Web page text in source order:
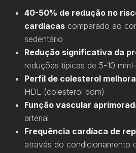
40-50% de redução no
cardíacas comparado ao
sedentário
Redução significativa da
reduções típicas de 5-10
Perfil de colesterol
HDL (colesterol bom)
Função vascular
arterial
Frequência cardíaca de
através do condicionamento